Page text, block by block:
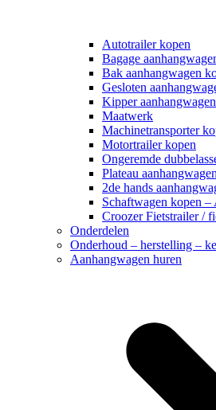
Autotrailer kopen
Bagage
Bak aanhangwagen
Gesloten
Kipper
Maatwerk
Machinetransporter
Motortrailer kopen
Ongeremde
Plateau
2de hands
Schaftwagen kopen –
Croozer Fietstrailer /
Onderdelen
Onderhoud – herstelling –
Aanhangwagen huren